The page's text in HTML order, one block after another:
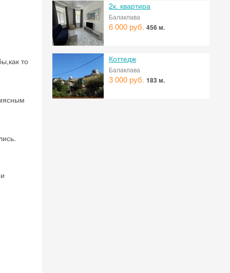
то
2к. квартира
Балаклава
6 000 руб. 456 м.
Коттедж
Балаклава
3 000 руб. 183 м.